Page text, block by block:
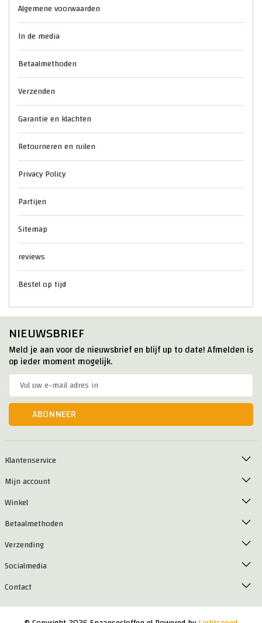
Algemene voorwaarden
In de media
Betaalmethoden
Verzenden
Garantie en klachten
Retourneren en ruilen
Privacy Policy
Partijen
Sitemap
reviews
Bestel op tijd
NIEUWSBRIEF
Meld je aan voor de nieuwsbrief en blijf up to date! Afmelden is
op ieder moment mogelijk.
ABONNEER
Klantenservice
Mijn account
Winkel
Betaalmethoden
Verzending
Socialmedia
Contact